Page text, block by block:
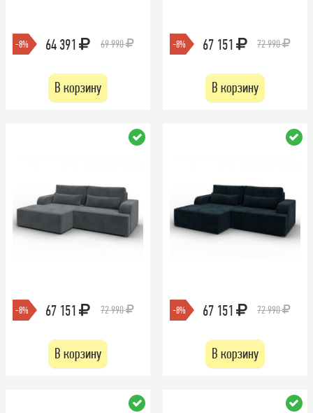
-8% 64 391 69 990
В корзину
-8% 67 151 72 990
В корзину
-8% 67 151 72 990
В корзину
-8% 67 151 72 990
В корзину